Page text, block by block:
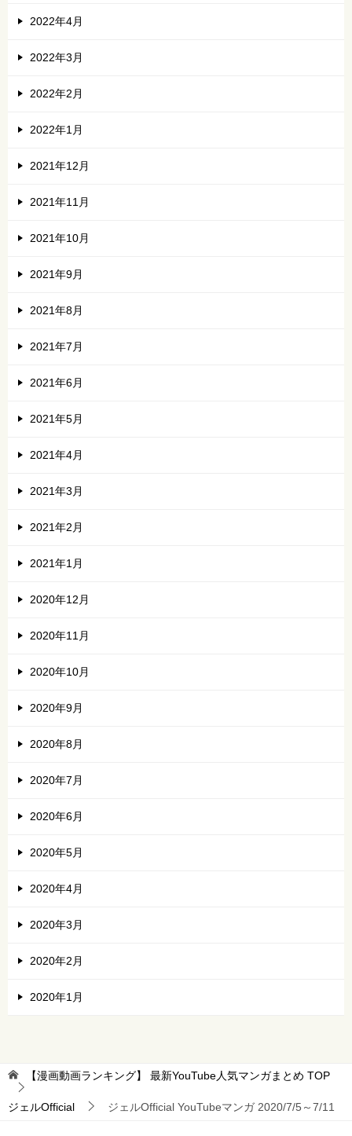
2022年4月
2022年3月
2022年2月
2022年1月
2021年12月
2021年11月
2021年10月
2021年9月
2021年8月
2021年7月
2021年6月
2021年5月
2021年4月
2021年3月
2021年2月
2021年1月
2020年12月
2020年11月
2020年10月
2020年9月
2020年8月
2020年7月
2020年6月
2020年5月
2020年4月
2020年3月
2020年2月
2020年1月
【漫画動画ランキング】 最新YouTube人気マンガまとめ TOP
ジェルOfficial ジェルOfficial YouTubeマンガ 2020/7/5～7/11